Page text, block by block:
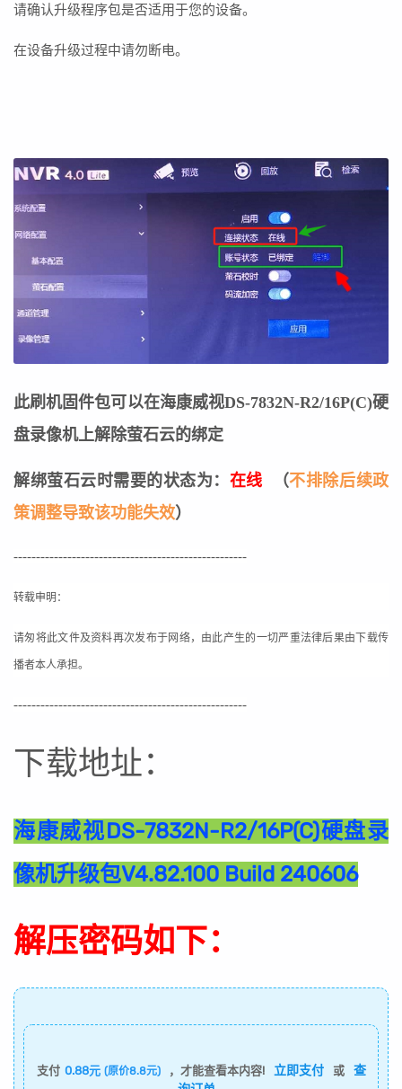
请确认升级程序包是否适用于您的设备。
在设备升级过程中请勿断电。
此刷机固件包可以在海康威视DS-7832N-R2/16P(C)硬
盘录像机上解除萤石云的绑定
解绑萤石云时需要的状态为： 在线 （不排除后续政
策调整导致该功能失效）
----------------------------------------------------
转载申明：
请匆将此文件及资料再次发布于网络，由此产生的一切严重法律后果由下载传
播者本人承担。
----------------------------------------------------
下载地址：
海康威视DS-7832N-R2/16P(C)硬盘录
像机升级包V4.82.100 Build 240606
解压密码如下：
支付 0.88元 (原价8.8元) ，才能查看本内容! 立即支付 或
查